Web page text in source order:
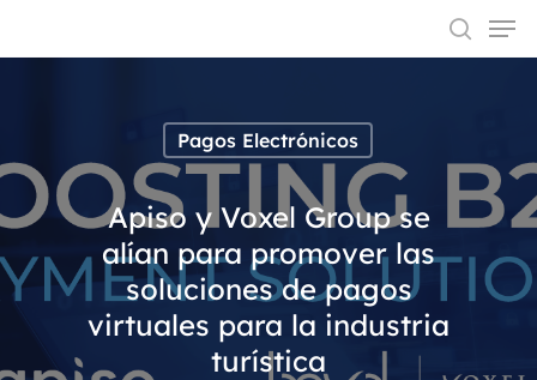
Hit enter to search or ESC to close
Pagos Electrónicos
Apiso y Voxel Group se
alían para promover las
soluciones de pagos
virtuales para la industria
turística